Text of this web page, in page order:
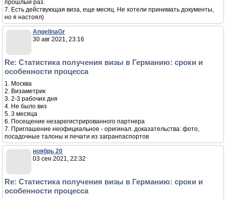
прошлый раз.
7. Есть действующая виза, еще месяц. Не хотели принимать документы,
но я настоял)
AngelinaGr
30 авг 2021, 23:16
Re: Статистика получения визы в Германию: сроки и
особенности процесса
1. Москва
2. Визаметрик
3. 2-3 рабочих дня
4. Не было виз
5. 3 месяца
6. Посещение незарегистрированного партнера
7. Приглашение неофициальное - оригинал. доказательства: фото,
посадочные талоны и печати из загранпаспортов
ноябрь 20
03 сен 2021, 22:32
Re: Статистика получения визы в Германию: сроки и
особенности процесса